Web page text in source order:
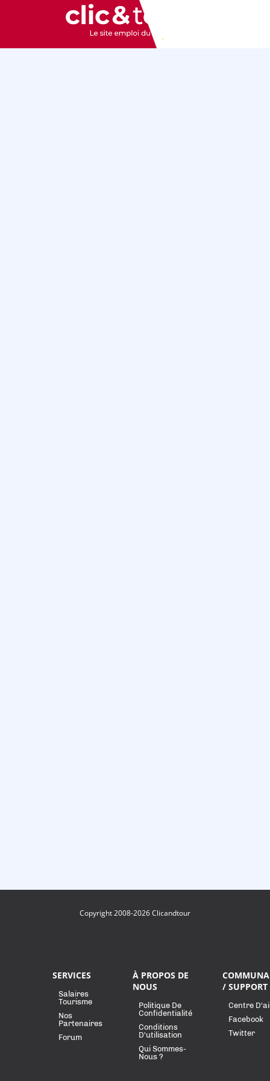
Copyright 2008-2026 Clicandtour
SERVICES
Salaires
Tourisme
Nos
Partenaires
Forum
À PROPOS DE
NOUS
Politique De
Confidentialité
Conditions
D'utilisation
Qui Sommes-
Nous ?
/ SUPPORT
Centre
Facebook
Twitter